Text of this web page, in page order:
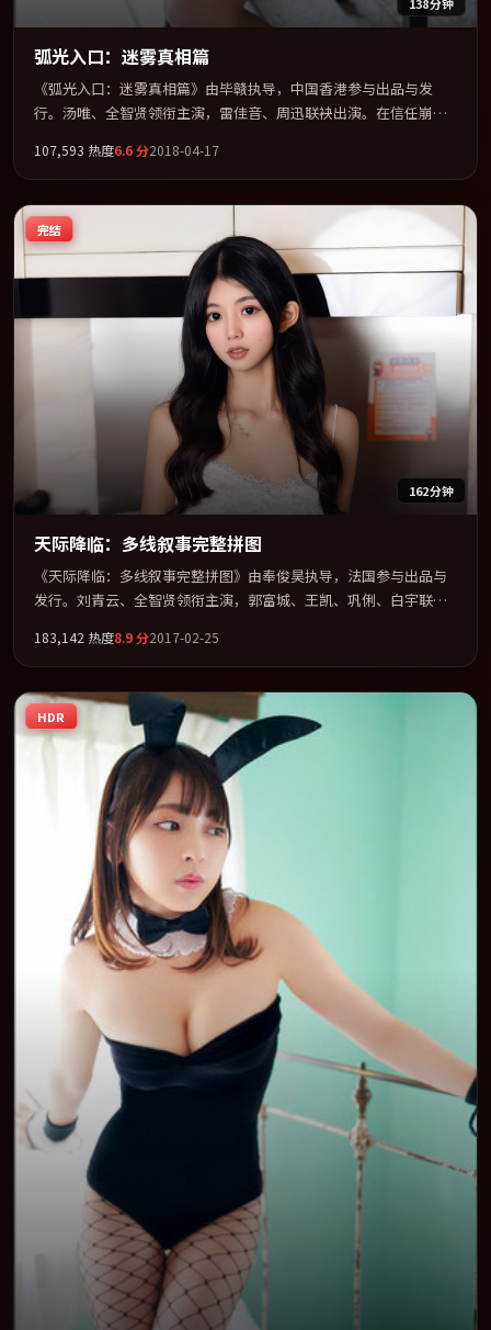
弧光入口：迷雾真相篇
《弧光入口：迷雾真相篇》由毕赣执导，中国香港参与出品与发
行。汤唯、全智贤领衔主演，雷佳音、周迅联袂出演。在信任崩塌
表演与视听上力求统一。定于 2018-05-19 在内地院线及主流平台同
步亮相，2018 年度话题片中口碑稳健，适合喜欢强情节与人物弧光
的观众完整观看。
107,593 热度6.6分2018-04-17
完结
162分钟
天际降临：多线叙事完整拼图
《天际降临：多线叙事完整拼图》由奉俊昊执导，法国参与出品与
发行。刘青云、全智贤领衔主演，郭富城、王凯、巩俐、白宇联袂
为骨架，在叙事、表演与视听上力求统一。定于 2017-06-10 在内地
院线及主流平台同步亮相，2017 年度话题片中口碑稳健，适合喜欢
强情节与人物弧光的观众完整观看。
183,142 热度8.9分2017-02-25
HDR